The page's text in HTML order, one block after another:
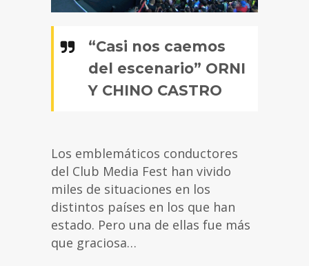
“Casi nos caemos
del escenario” ORNI
Y CHINO CASTRO
Los emblemáticos conductores
del Club Media Fest han vivido
miles de situaciones en los
distintos países en los que han
estado. Pero una de ellas fue más
que graciosa…